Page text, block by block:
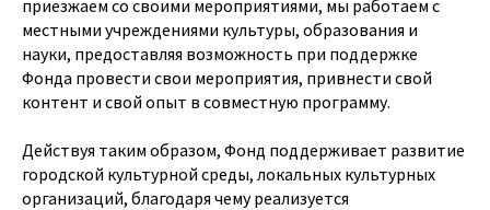
приезжаем со своими мероприятиями, мы работаем с
местными учреждениями культуры, образования и
науки, предоставляя возможность при поддержке
Фонда провести свои мероприятия, привнести свой
контент и свой опыт в совместную программу.
Действуя таким образом, Фонд поддерживает развитие
городской культурной среды, локальных культурных
организаций, благодаря чему реализуется